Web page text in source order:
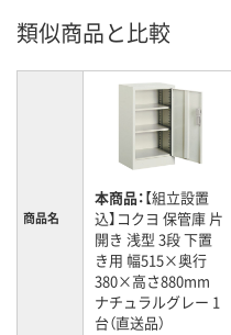
類似商品と比較
商品名
本商品：【組立設置
込】コクヨ 保管庫 片
開き 浅型 3段 下置
き用 幅515×奥行
380×高さ880mm
ナチュラルグレー 1
台（直送品）